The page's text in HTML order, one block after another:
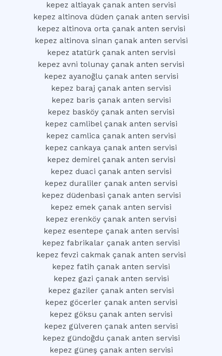
kepez altiayak çanak anten servisi
kepez altinova düden çanak anten servisi
kepez altinova orta çanak anten servisi
kepez altinova sinan çanak anten servisi
kepez atatürk çanak anten servisi
kepez avni tolunay çanak anten servisi
kepez ayanoğlu çanak anten servisi
kepez baraj çanak anten servisi
kepez baris çanak anten servisi
kepez basköy çanak anten servisi
kepez camlibel çanak anten servisi
kepez camlica çanak anten servisi
kepez cankaya çanak anten servisi
kepez demirel çanak anten servisi
kepez duaci çanak anten servisi
kepez duraliler çanak anten servisi
kepez düdenbasi çanak anten servisi
kepez emek çanak anten servisi
kepez erenköy çanak anten servisi
kepez esentepe çanak anten servisi
kepez fabrikalar çanak anten servisi
kepez fevzi cakmak çanak anten servisi
kepez fatih çanak anten servisi
kepez gazi çanak anten servisi
kepez gaziler çanak anten servisi
kepez göcerler çanak anten servisi
kepez göksu çanak anten servisi
kepez gülveren çanak anten servisi
kepez gündoğdu çanak anten servisi
kepez güneş çanak anten servisi